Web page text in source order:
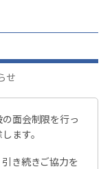
せ
面会制限を行っ
ます。
き続きご協力を